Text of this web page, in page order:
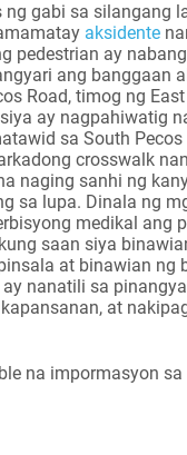
ng gabi sa silangang
aksidente
pedestrian ay
ang banggaan
Road, timog ng
ay nagpahiwatig
sa South Pecos
crosswalk
naging sanhi ng
sa lupa. Dinala ng
medikal ang
saan siya
at binawian ng
nanatili sa
at
na impormasyon sa